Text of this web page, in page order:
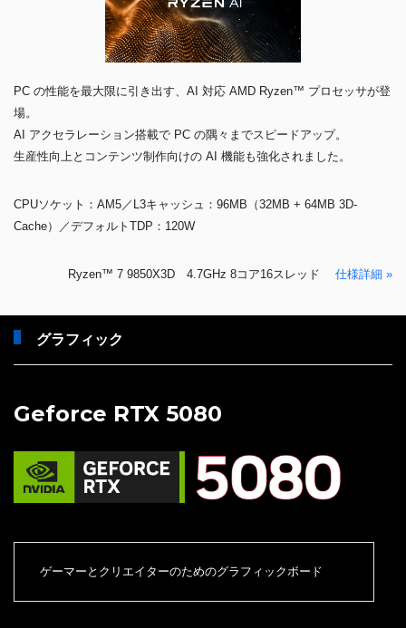
PC の性能を最大限に引き出す、AI 対応 AMD Ryzen™ プロセッサが登
場。
AI アクセラレーション搭載で PC の隅々までスピードアップ。
生産性向上とコンテンツ制作向けの AI 機能も強化されました。
CPUソケット：AM5／L3キャッシュ：96MB（32MB + 64MB 3D-
Cache）／デフォルトTDP：120W
Ryzen™ 7 9850X3D 4.7GHz 8コア16スレッド 仕様詳細 »
グラフィック
Geforce RTX 5080
ゲーマーとクリエイターのためのグラフィックボード